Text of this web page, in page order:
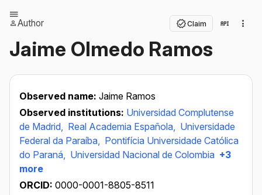
Author Claim
Jaime Olmedo Ramos
Observed name: Jaime Ramos
Observed institutions: Universidad Complutense
de Madrid, Real Academia Española, Universidade
Federal da Paraíba, Pontifícia Universidade Católica
do Paraná, Universidad Nacional de Colombia +3
more
ORCID: 0000-0001-8805-8511